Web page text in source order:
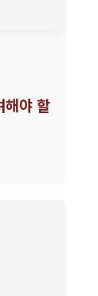
해야 할